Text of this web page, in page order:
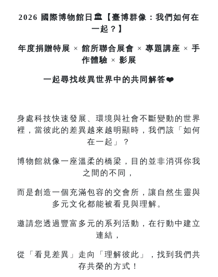
2026 國際博物館日🏛️【臺博群像：我們如何在
一起？】
年度捐贈特展 × 館所聯合展會 × 專題講座 × 手
作體驗 × 影展
一起尋找歧異世界中的共同解答❤️
身處科技快速發展、環境與社會不斷變動的世界
裡，當彼此的差異越來越明顯時，我們該「如何
在一起」？
博物館就像一座溫柔的橋梁，目的並非消弭你我
之間的不同，
而是創造一個充滿包容的交會所，讓自然生靈與
多元文化都能被看見與理解。
邀請您透過豐富多元的系列活動，在行動中建立
連結，
從「看見差異」走向「理解彼此」，找到我們共
存共榮的方式！